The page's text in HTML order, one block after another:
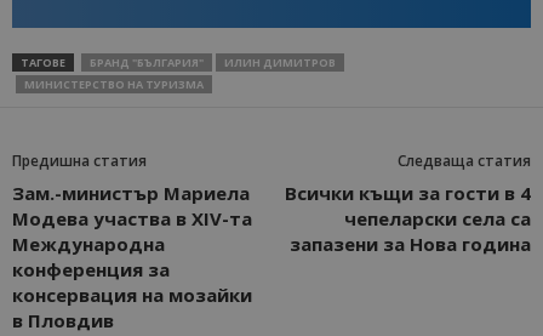
ТАГОВЕ БРАНД "БЪЛГАРИЯ"
ИЛИН ДИМИТРОВ
МИНИСТЕРСТВО НА ТУРИЗМА
Предишна статия
Зам.-министър Мариела
Модева участва в XIV-та
Международна
конференция за
консервация на мозайки
в Пловдив
Следваща статия
Всички къщи за гости в 4
чепеларски села са
запазени за Нова година